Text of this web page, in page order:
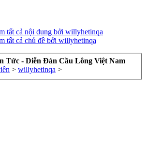
tất cả nội dung bởi willyhetinqa
tất cả chủ đề bởi willyhetinqa
Tức - Diễn Đàn Cầu Lông Việt Nam
> willyhetinqa >